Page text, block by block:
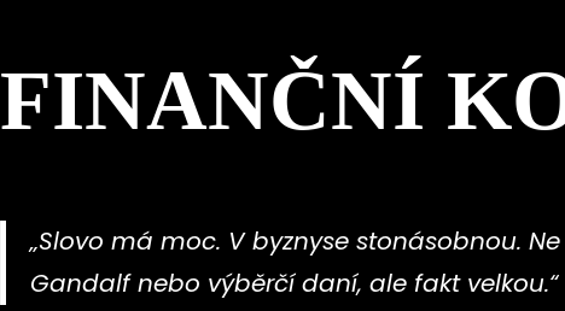
FINANČNÍ
„Slovo má moc. V byznyse stonásobnou.
Gandalf nebo výběrčí daní, ale fakt velkou.“